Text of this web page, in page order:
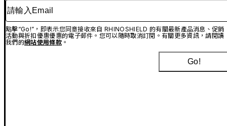
請輸入Email
點擊“Go!”，即表示您同意接收來自 RHINOSHIELD 的有關最新產品消息、促銷
活動與折扣優惠優惠的電子郵件。您可以隨時取消訂閱。有關更多資訊，請閱讀
我們的網站使用條款。
Go!